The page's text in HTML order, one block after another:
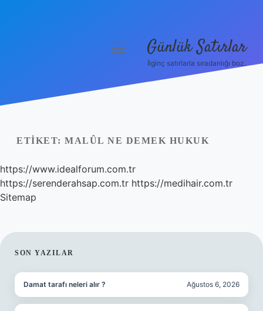
Yasal Uyarı
Hakkımızda
menüyü Günlük Satırlar
İlginç satırlarla sıradanlığı boz.
ETIKET: MALÛL NE DEMEK HUKUK
https://www.idealforum.com.tr
https://serenderahsap.com.tr https://medihair.com.tr
Sitemap
SIDEBAR
SON YAZILAR
Damat tarafı neleri alır ? Ağustos 6, 2026